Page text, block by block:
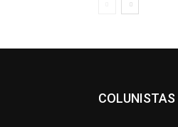
COLUNISTAS